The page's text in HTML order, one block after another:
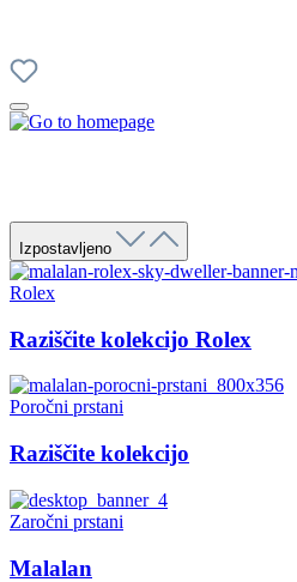
Izpostavljeno
Rolex
Raziščite kolekcijo Rolex
Poročni prstani
Raziščite kolekcijo
Zaročni prstani
Malalan